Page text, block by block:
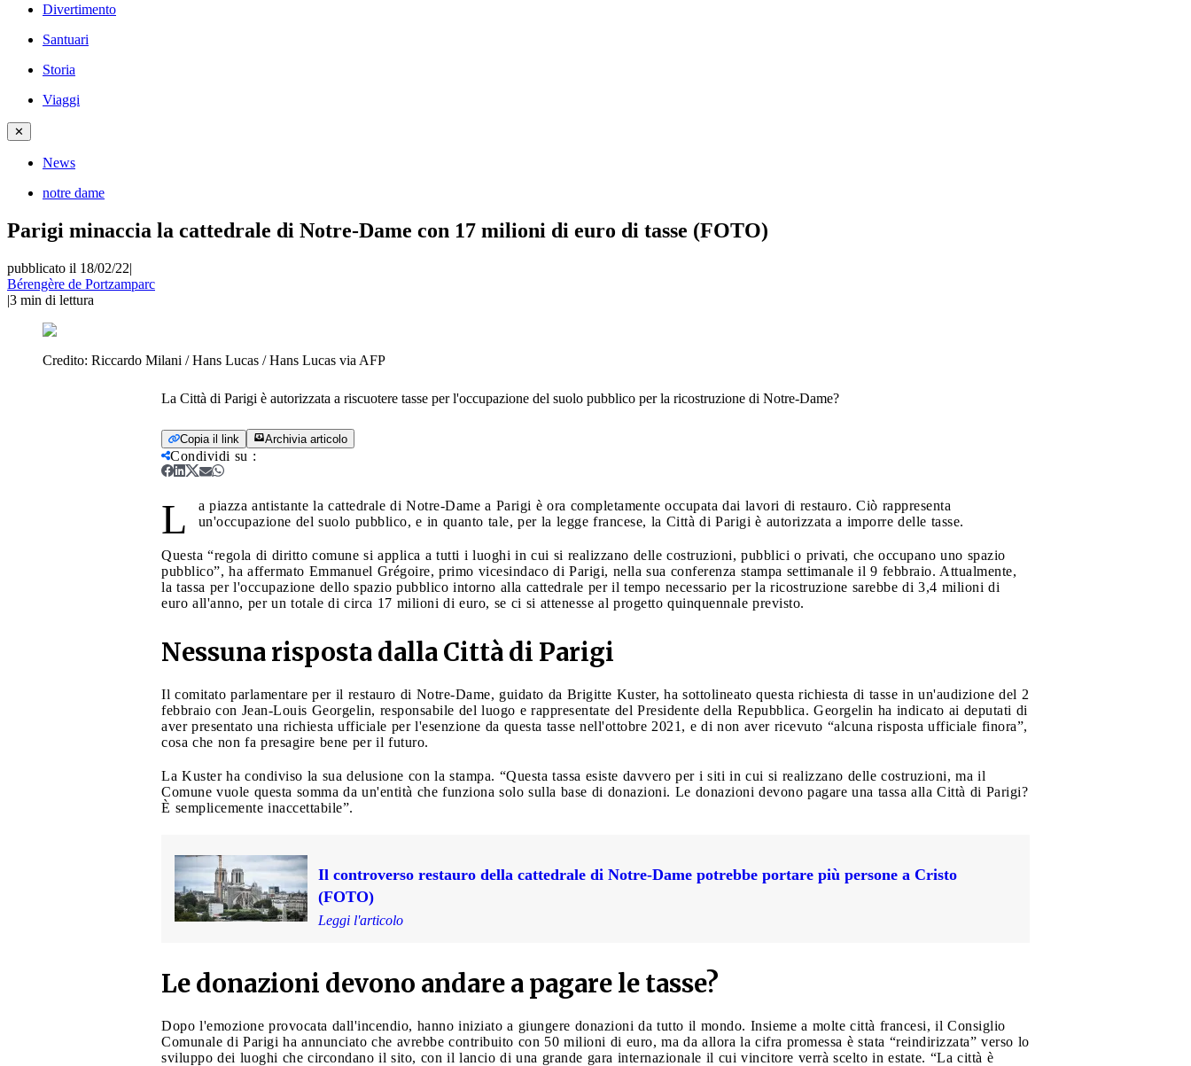
Divertimento
Santuari
Storia
Viaggi
✕
News
notre dame
Parigi minaccia la cattedrale di Notre-Dame con 17 milioni di euro di tasse (FOTO)
pubblicato il 18/02/22|
Bérengère de Portzamparc
|3 min di lettura
Credito: Riccardo Milani / Hans Lucas / Hans Lucas via AFP
La Città di Parigi è autorizzata a riscuotere tasse per l'occupazione del suolo pubblico per la ricostruzione di Notre-Dame?
Copia il link Archivia articolo
Condividi su :
L
a piazza antistante la cattedrale di Notre-Dame a Parigi è ora completamente occupata dai lavori di restauro. Ciò rappresenta
un'occupazione del suolo pubblico, e in quanto tale, per la legge francese, la Città di Parigi è autorizzata a imporre delle tasse.
Questa “regola di diritto comune si applica a tutti i luoghi in cui si realizzano delle costruzioni, pubblici o privati, che occupano uno spazio
pubblico”, ha affermato Emmanuel Grégoire, primo vicesindaco di Parigi, nella sua conferenza stampa settimanale il 9 febbraio. Attualmente,
la tassa per l'occupazione dello spazio pubblico intorno alla cattedrale per il tempo necessario per la ricostruzione sarebbe di 3,4 milioni di
euro all'anno, per un totale di circa 17 milioni di euro, se ci si attenesse al progetto quinquennale previsto.
Nessuna risposta dalla Città di Parigi
Il comitato parlamentare per il restauro di Notre-Dame, guidato da Brigitte Kuster, ha sottolineato questa richiesta di tasse in un'audizione del 2
febbraio con Jean-Louis Georgelin, responsabile del luogo e rappresentate del Presidente della Repubblica. Georgelin ha indicato ai deputati di
aver presentato una richiesta ufficiale per l'esenzione da questa tasse nell'ottobre 2021, e di non aver ricevuto “alcuna risposta ufficiale finora”,
cosa che non fa presagire bene per il futuro.
La Kuster ha condiviso la sua delusione con la stampa. “Questa tassa esiste davvero per i siti in cui si realizzano delle costruzioni, ma il
Comune vuole questa somma da un'entità che funziona solo sulla base di donazioni. Le donazioni devono pagare una tassa alla Città di Parigi?
È semplicemente inaccettabile”.
Il controverso restauro della cattedrale di Notre-Dame potrebbe portare più persone a Cristo
(FOTO)
Leggi l'articolo
Le donazioni devono andare a pagare le tasse?
Dopo l'emozione provocata dall'incendio, hanno iniziato a giungere donazioni da tutto il mondo. Insieme a molte città francesi, il Consiglio
Comunale di Parigi ha annunciato che avrebbe contribuito con 50 milioni di euro, ma da allora la cifra promessa è stata “reindirizzata” verso lo
sviluppo dei luoghi che circondano il sito, con il lancio di una grande gara internazionale il cui vincitore verrà scelto in estate. “La città è